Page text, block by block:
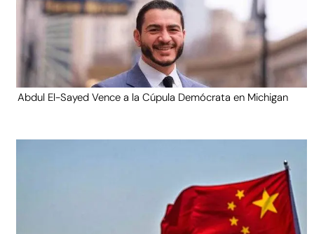
Abdul El-Sayed Vence a la Cúpula Demócrata en Michigan